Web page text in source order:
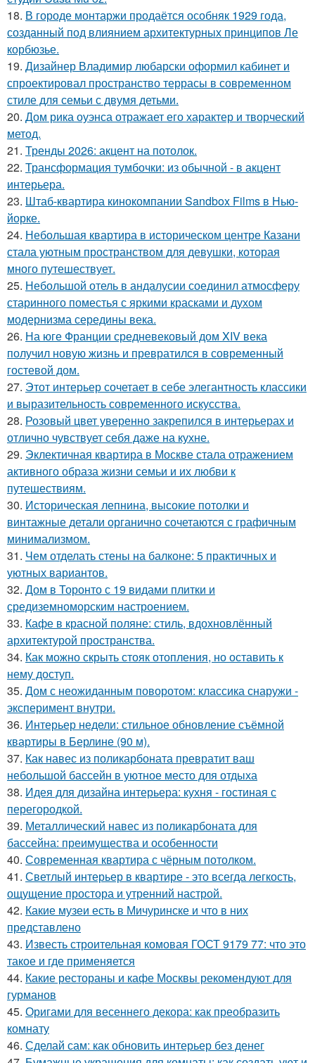
18. В городе монтаржи продаётся особняк 1929 года,
созданный под влиянием архитектурных принципов Ле
корбюзье.
19. Дизайнер Владимир любарски оформил кабинет и
спроектировал пространство террасы в современном
стиле для семьи с двумя детьми.
20. Дом рика оуэнса отражает его характер и творческий
метод.
21. Тренды 2026: акцент на потолок.
22. Трансформация тумбочки: из обычной - в акцент
интерьера.
23. Штаб-квартира кинокомпании Sandbox Films в Нью-
йорке.
24. Небольшая квартира в историческом центре Казани
стала уютным пространством для девушки, которая
много путешествует.
25. Небольшой отель в андалусии соединил атмосферу
старинного поместья с яркими красками и духом
модернизма середины века.
26. На юге Франции средневековый дом XIV века
получил новую жизнь и превратился в современный
гостевой дом.
27. Этот интерьер сочетает в себе элегантность классики
и выразительность современного искусства.
28. Розовый цвет уверенно закрепился в интерьерах и
отлично чувствует себя даже на кухне.
29. Эклектичная квартира в Москве стала отражением
активного образа жизни семьи и их любви к
путешествиям.
30. Историческая лепнина, высокие потолки и
винтажные детали органично сочетаются с графичным
минимализмом.
31. Чем отделать стены на балконе: 5 практичных и
уютных вариантов.
32. Дом в Торонто с 19 видами плитки и
средиземноморским настроением.
33. Кафе в красной поляне: стиль, вдохновлённый
архитектурой пространства.
34. Как можно скрыть стояк отопления, но оставить к
нему доступ.
35. Дом с неожиданным поворотом: классика снаружи -
эксперимент внутри.
36. Интерьер недели: стильное обновление съёмной
квартиры в Берлине (90 м).
37. Как навес из поликарбоната превратит ваш
небольшой бассейн в уютное место для отдыха
38. Идея для дизайна интерьера: кухня - гостиная с
перегородкой.
39. Металлический навес из поликарбоната для
бассейна: преимущества и особенности
40. Современная квартира с чёрным потолком.
41. Светлый интерьер в квартире - это всегда легкость,
ощущение простора и утренний настрой.
42. Какие музеи есть в Мичуринске и что в них
представлено
43. Известь строительная комовая ГОСТ 9179 77: что это
такое и где применяется
44. Какие рестораны и кафе Москвы рекомендуют для
гурманов
45. Оригами для весеннего декора: как преобразить
комнату
46. Сделай сам: как обновить интерьер без денег